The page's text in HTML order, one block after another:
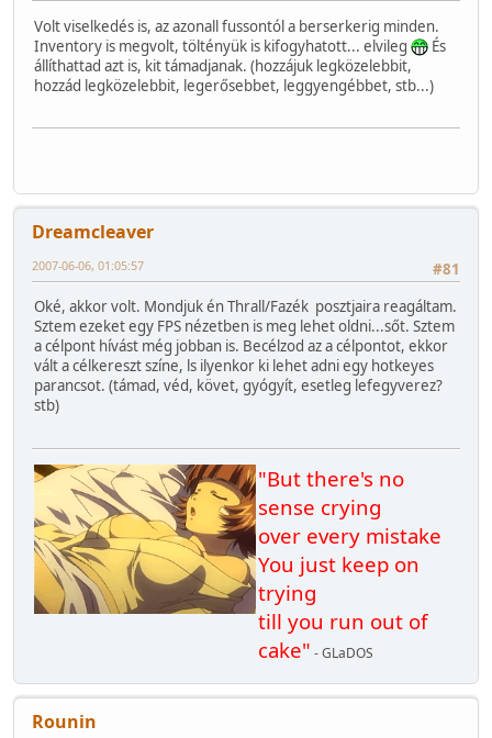
Volt viselkedés is, az azonall fussontól a berserkerig minden.
Inventory is megvolt, töltényük is kifogyhatott... elvileg
És
állíthattad azt is, kit támadjanak. (hozzájuk legközelebbit,
hozzád legközelebbit, legerősebbet, leggyengébbet, stb...)
Dreamcleaver
#81
2007-06-06, 01:05:57
Oké, akkor volt. Mondjuk én Thrall/Fazék posztjaira reagáltam.
Sztem ezeket egy FPS nézetben is meg lehet oldni...sőt. Sztem
a célpont hívást még jobban is. Becélzod az a célpontot, ekkor
vált a célkereszt színe, ls ilyenkor ki lehet adni egy hotkeyes
parancsot. (támad, véd, követ, gyógyít, esetleg lefegyverez?
stb)
"But there's no
sense crying
over every mistake
You just keep on
trying
till you run out of
cake" - GLaDOS
Rounin